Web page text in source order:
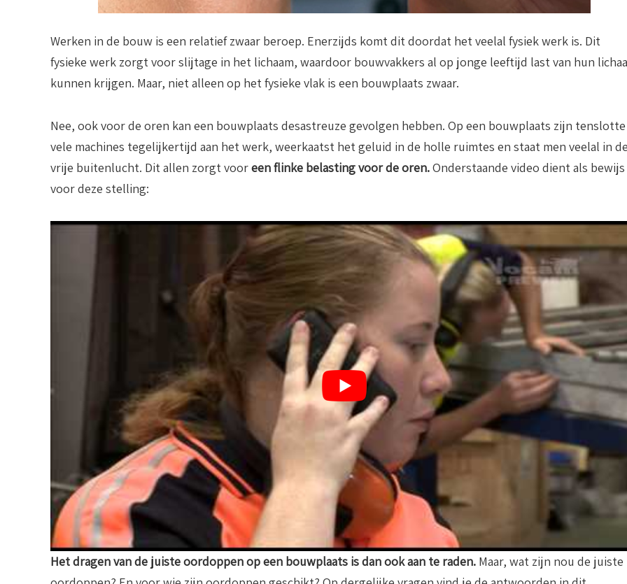
Werken in de bouw is een relatief zwaar beroep. Enerzijds komt dit doordat het veelal fysiek werk is. Dit
fysieke werk zorgt voor slijtage in het lichaam, waardoor bouwvakkers al op jonge leeftijd last van hun
kunnen krijgen. Maar, niet alleen op het fysieke vlak is een bouwplaats zwaar.
Nee, ook voor de oren kan een bouwplaats desastreuze gevolgen hebben. Op een bouwplaats zijn tenslotte
vele machines tegelijkertijd aan het werk, weerkaatst het geluid in de holle ruimtes en staat men veelal in
vrije buitenlucht. Dit allen zorgt vooreen flinke belasting voor de oren.Onderstaande video dient als bewijs
voor deze stelling:
Het dragen van de juiste oordoppen op een bouwplaats is dan ook aan te raden. Maar, wat zijn nou de juiste